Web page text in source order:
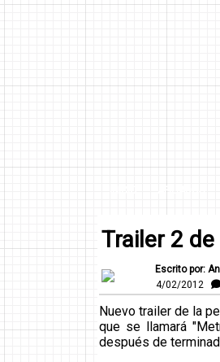
AFILIADOS
Trailer 2
Escrito por:
4/02/2012
Nuevo trailer de la
que se llamará
después de